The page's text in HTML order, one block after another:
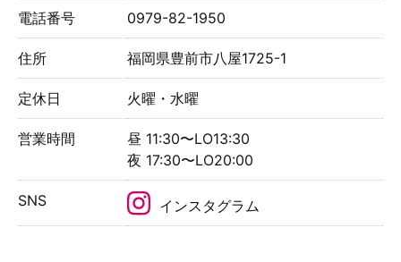
電話番号 ​0979-82-1950
住所 福岡県豊前市八屋1725-1
定休日 火曜・水曜
営業時間
昼 11:30〜LO13:30
夜 17:30〜LO20:00
SNS インスタグラム